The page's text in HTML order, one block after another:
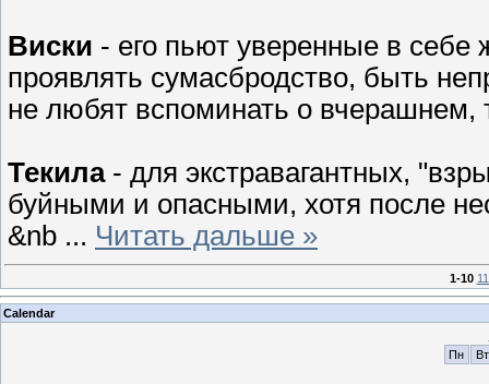
Виски - его пьют уверенные в
проявлять сумасбродство, быть
не любят вспоминать о вчерашнем,
Текила- для экстравагантных,
буйными и опасными, хотя после
&nb ... Читать дальше »
1-10
Calendar
Пн
Вт